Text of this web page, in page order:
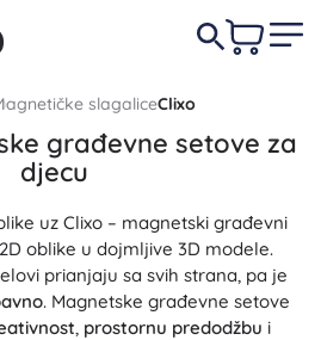
slagaliceClixo
građevne setove za
djecu
uz Clixo – magnetski građevni
oblike u dojmljive 3D modele.
prianjaju sa svih strana, pa je
. Magnetske građevne setove
, prostornu predodžbu i